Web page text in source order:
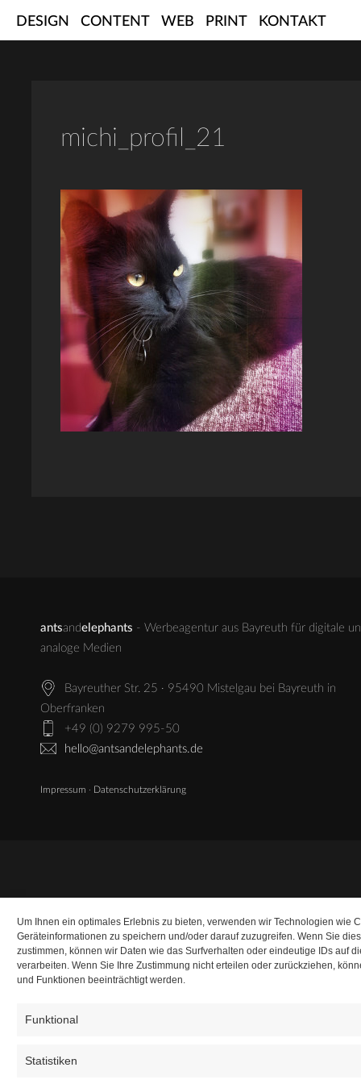
Um Ihnen ein optimales Erlebnis zu bieten, verwenden wir Technologien wie
Geräteinformationen zu speichern und/oder darauf zuzugreifen. Wenn Sie
zustimmen, können wir Daten wie das Surfverhalten oder eindeutige IDs auf
verarbeiten. Wenn Sie Ihre Zustimmung nicht erteilen oder zurückziehen,
und Funktionen beeinträchtigt werden.
Funktional
Statistiken
DESIGN CONTENT WEB PRINT KONTAKT
michi_profil_21
antsandelephants - Werbeagentur aus Bayreuth für digitale
analoge Medien
Bayreuther Str. 25 · 95490 Mistelgau bei Bayreuth in
Oberfranken
+49 (0) 9279 995-50
hello@antsandelephants.de
Impressum · Datenschutzerklärung